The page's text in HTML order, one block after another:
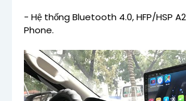
- Hệ thống Bluetooth 4.0, HFP/HSP
Phone.